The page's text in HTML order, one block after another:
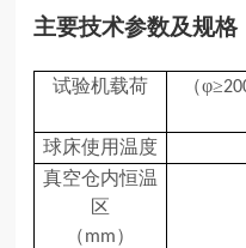
主要技术参数及规格
试验机载荷 （φ≥
球床使用温度
真空仓内恒温
区
（mm）